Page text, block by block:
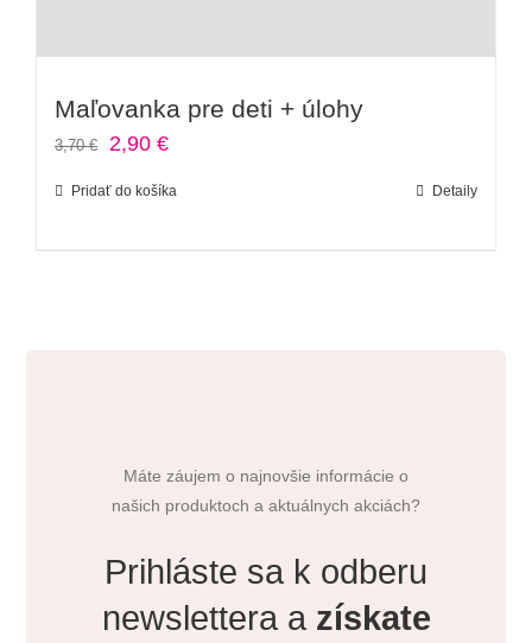
Maľovanka pre deti + úlohy
3,70€
Pôvodná
cena
2,90 €Aktuálna
Pridať do košíka Detaily
Máte záujem o najnovšie informácie o
našich produktoch a aktuálnych akciách?
Prihláste sa k odberu
newslettera azískate